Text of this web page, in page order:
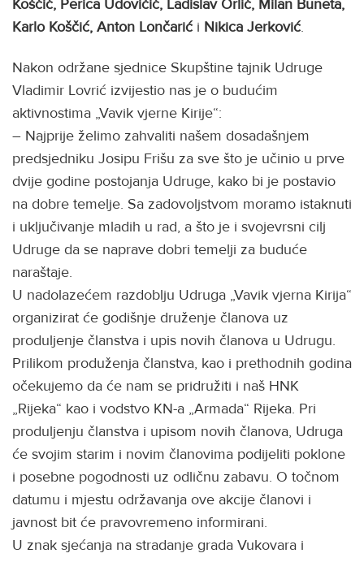
Košćić, Perica Udovičić, Ladislav Orlić, Milan Buneta,
Karlo Koščić, Anton Lončarići Nikica Jerković.
Nakon održane sjednice Skupštine tajnik Udruge
Vladimir Lovrić izvijestio nas je o budućim
aktivnostima „Vavik vjerne Kirije“:
– Najprije želimo zahvaliti našem dosadašnjem
predsjedniku Josipu Frišu za sve što je učinio u prve
dvije godine postojanja Udruge, kako bi je postavio
na dobre temelje. Sa zadovoljstvom moramo istaknuti
i uključivanje mladih u rad, a što je i svojevrsni cilj
Udruge da se naprave dobri temelji za buduće
naraštaje.
U nadolazećem razdoblju Udruga „Vavik vjerna Kirija“
organizirat će godišnje druženje članova uz
produljenje članstva i upis novih članova u Udrugu.
Prilikom produženja članstva, kao i prethodnih godina
očekujemo da će nam se pridružiti i naš HNK
„Rijeka“ kao i vodstvo KN-a „Armada“ Rijeka. Pri
produljenju članstva i upisom novih članova, Udruga
će svojim starim i novim članovima podijeliti poklone
i posebne pogodnosti uz odličnu zabavu. O točnom
datumu i mjestu održavanja ove akcije članovi i
javnost bit će pravovremeno informirani.
U znak sjećanja na stradanje grada Vukovara i